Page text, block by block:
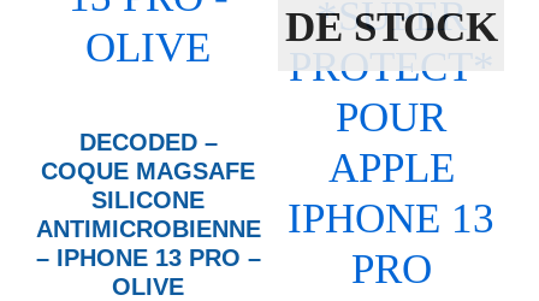
DECODED –
COQUE MAGSAFE
SILICONE
ANTIMICROBIENNE
– IPHONE 13 PRO –
OLIVE
DE STOCK